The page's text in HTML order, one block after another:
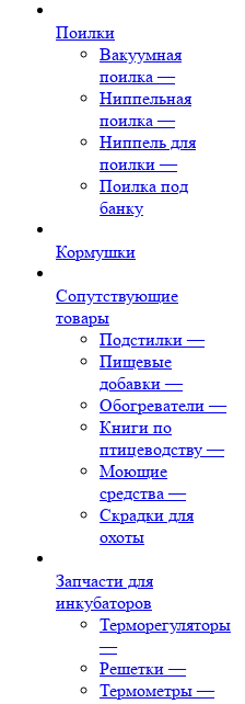
Поилки
Вакуумная
поилка —
Ниппельная
поилка —
Ниппель для
поилки —
Поилка под
банку
Кормушки
Сопутствующие
товары
Подстилки —
Пищевые
добавки —
Обогреватели —
Книги по
птицеводству —
Моющие
средства —
Скрадки для
охоты
Запчасти для
инкубаторов
Терморегуляторы
—
Решетки —
Термометры —